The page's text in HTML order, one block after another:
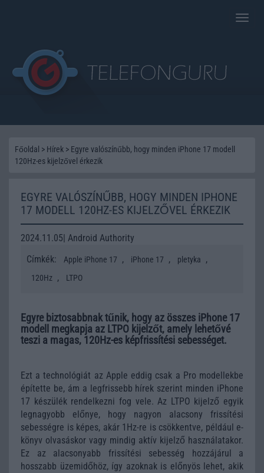
Toggle
Főoldal > Hírek > Egyre valószínűbb, hogy minden iPhone 17 modell
120Hz-es kijelzővel érkezik
EGYRE VALÓSZÍNŰBB, HOGY MINDEN IPHONE
17 MODELL 120HZ-ES KIJELZŐVEL ÉRKEZIK
2024.11.05| Android Authority
Címkék:
Apple iPhone 17 , iPhone 17 , pletyka ,
120Hz , LTPO
Egyre biztosabbnak tűnik, hogy az összes iPhone 17
modell megkapja az LTPO kijelzőt, amely lehetővé
teszi a magas, 120Hz-es képfrissítési sebességet.
Ezt a technológiát az Apple eddig csak a Pro modellekbe
építette be, ám a legfrissebb hírek szerint minden iPhone
17 készülék rendelkezni fog vele. Az LTPO kijelző egyik
legnagyobb előnye, hogy nagyon alacsony frissítési
sebességre is képes, akár 1Hz-re is csökkentve, például e-
könyv olvasáskor vagy mindig aktív kijelző használatakor.
Ez az alacsonyabb frissítési sebesség hozzájárul a
hosszabb üzemidőhöz, így azoknak is előnyös lehet, akik